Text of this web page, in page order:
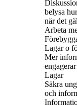
belysa
när det
Arbeta
Lagar o
Mer
Lagar
Säkra
och